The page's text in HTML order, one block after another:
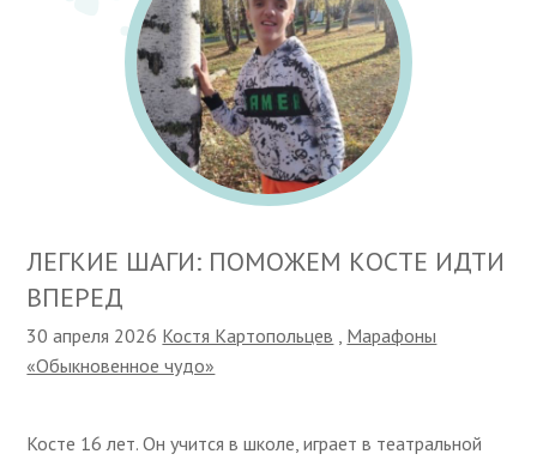
ЛЕГКИЕ ШАГИ: ПОМОЖЕМ КОСТЕ ИДТИ
ВПЕРЕД
30 апреля 2026 Костя Картопольцев , Марафоны
«Обыкновенное чудо»
Косте 16 лет. Он учится в школе, играет в театральной